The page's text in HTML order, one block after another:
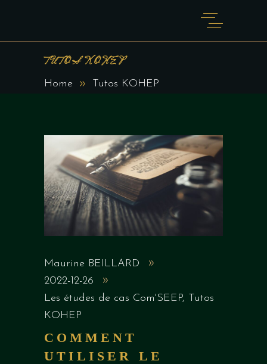
TUTOS KOHEP
Home Tutos KOHEP
Maurine BEILLARD
2022-12-26
Les études de cas Com'SEEP, Tutos
KOHEP
COMMENT
UTILISER LE